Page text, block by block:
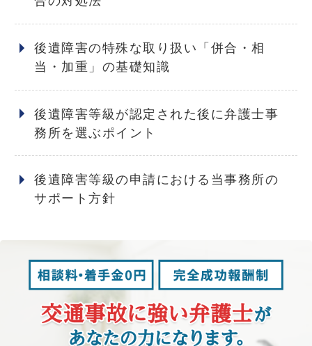
後遺障害の特殊な取り扱い「併合・相
当・加重」の基礎知識
後遺障害等級が認定された後に弁護士事
務所を選ぶポイント
後遺障害等級の申請における当事務所の
サポート方針